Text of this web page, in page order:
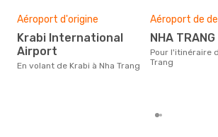
Aéroport d'origine
Krabi International
Airport
En volant de Krabi à Nha Trang
Aéroport de
NHA TRANG
Pour l'itinéraire de Krabi à Nha
Trang